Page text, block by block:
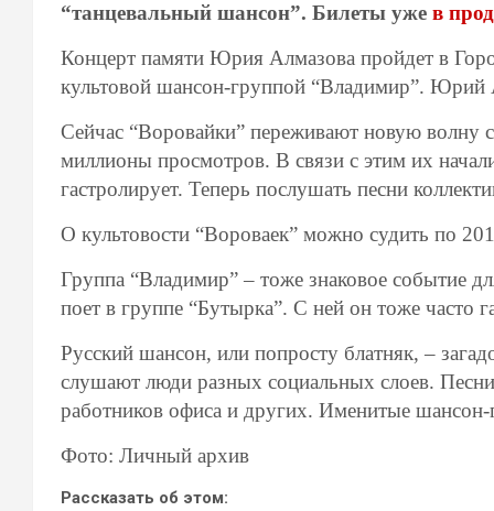
“танцевальный шансон”. Билеты уже в
Концерт памяти Юрия Алмазова пройдет в
культовой шансон-группой “Владимир”. Юрий
Сейчас “Воровайки” переживают новую волну
миллионы просмотров. В связи с этим их
гастролирует. Теперь послушать песни
О культовости “Вороваек” можно судить по
Группа “Владимир” – тоже знаковое событие
поет в группе “Бутырка”. С ней он тоже часто
Русский шансон, или попросту блатняк, –
слушают люди разных социальных слоев.
работников офиса и других. Именитые
Фото: Личный архив
Рассказать об этом: